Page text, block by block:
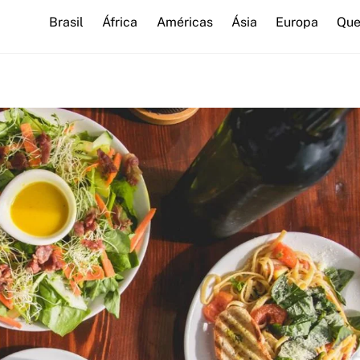
Brasil África Américas Ásia Europa